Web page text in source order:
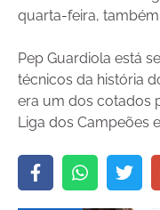
quarta-feira,
Pep Guardiola está
técnicos da história
era um dos cotados
Liga dos Campeões